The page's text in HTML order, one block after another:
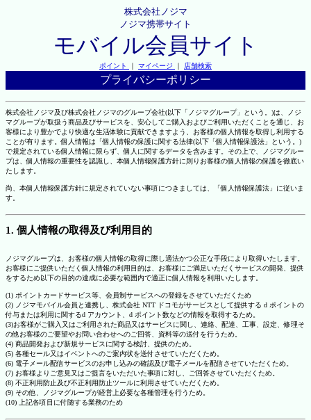
株式会社ノジマ
ノジマ携帯サイト
モバイル会員サイト
ポイント ｜ マイページ ｜ 店舗検索
プライバシーポリシー
株式会社ノジマ及び株式会社ノジマのグループ会社(以下「ノジマグループ」という。)は、ノジ
マグループが取扱う商品及びサービスを、安心してご購入およびご利用いただくことを通じ、お
客様により豊かでより快適な生活体験に貢献できますよう、お客様の個人情報を取得し利用する
ことが有ります。個人情報は「個人情報の保護に関する法律(以下「個人情報保護法」という。)
で規定されている個人情報に限らず、個人に関するデータを含みます。その上で、ノジマグルー
プは、個人情報の重要性を認識し、本個人情報保護方針に則りお客様の個人情報の保護を徹底い
たします。
尚、本個人情報保護方針に規定されていない事項につきましては、「個人情報保護法」に従いま
す。
1. 個人情報の取得及び利用目的
ノジマグループは、お客様の個人情報の取得に際し適法かつ公正な手段により取得いたします。
お客様にご提供いただく個人情報の利用目的は、お客様にご満足いただくサービスの開発、提供
をするため以下の目的の達成に必要な範囲内で適正に個人情報を利用いたします。
(1) ポイントカードサービス等、会員制サービスへの登録をさせていただくため
(2) ノジマモバイル会員と連携し、株式会社 NTT ドコモがサービスとして提供する d ポイントの
付与または利用に関するd アカウント、d ポイント数などの情報を取得するため。
(3)お客様がご購入又はご利用された商品又はサービスに関し、連絡、配達、工事、設定、修理そ
の他お客様のご要望やお問い合わせへのご回答、資料等の送付を行うため。
(4) 商品開発および新規サービスに関する検討、提供のため。
(5) 各種セール又はイベントへのご案内状を送付させていただくため。
(6) 電子メール配信サービスのお申し込みの確認及び電子メールを配信させていただくため。
(7) お客様よりご意見又はご提言をいただいた事項に対し、ご回答させていただくため。
(8) 不正利用防止及び不正利用防止ツールに利用させていただくため。
(9) その他、ノジマグループが経営上必要な各種管理を行うため。
(10) 上記各項目に付随する業務のため